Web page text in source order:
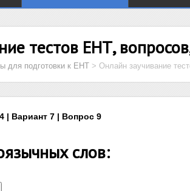
тестов ЕНТ,
для подготовки к ЕНТ > Онлайн заучивание
| Вариант 7 | Вопрос 9
слов: